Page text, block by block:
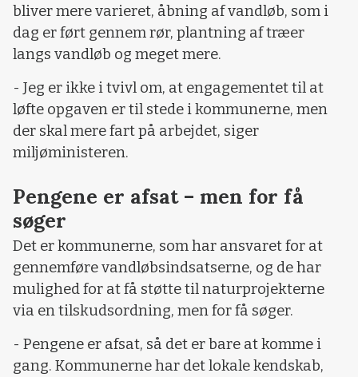
bliver mere varieret, åbning af vandløb, som i
dag er ført gennem rør, plantning af træer
langs vandløb og meget mere.
- Jeg er ikke i tvivl om, at engagementet til at
løfte opgaven er til stede i kommunerne, men
der skal mere fart på arbejdet, siger
miljøministeren.
Pengene er afsat – men for få
søger
Det er kommunerne, som har ansvaret for at
gennemføre vandløbsindsatserne, og de har
mulighed for at få støtte til naturprojekterne
via en tilskudsordning, men for få søger.
- Pengene er afsat, så det er bare at komme i
gang. Kommunerne har det lokale kendskab,